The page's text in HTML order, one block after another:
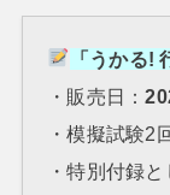
「うかる!
・販売日：
・模擬試験2
・特別付録